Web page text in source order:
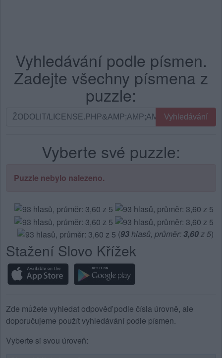
Vyhledávání podle písmen.
Zadejte všechny písmena z
puzzle:
Vyhledávání
písmena
Vyhledávání
Vyberte své puzzle:
Puzzle nebylo nalezeno.
(93hlasů, průměr:3,60z 5)
Stažení Slovo Křížek
Zde můžete vyhledat odpověď podle čísla úrovně, ale
doporučujeme použít vyhledávání podle písmen.
Vyberte si svou úroveň: